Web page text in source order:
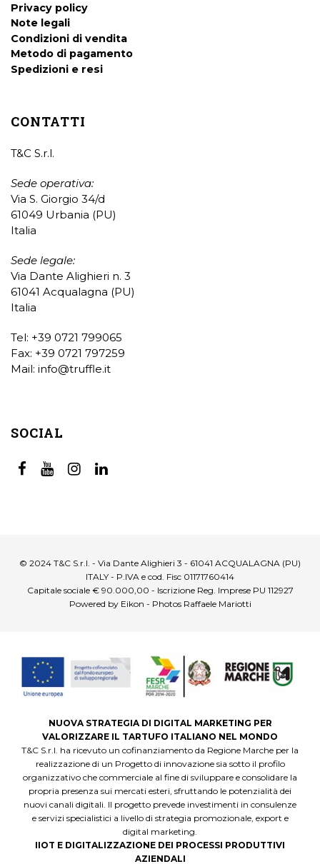
Privacy policy
Note legali
Condizioni di vendita
Metodo di pagamento
Spedizioni e resi
CONTATTI
T&C S.r.l.
Sede operativa:
Via S. Giorgio 34/d
61049 Urbania (PU)
Italia
Sede legale:
Via Dante Alighieri n. 3
61041 Acqualagna (PU)
Italia
Tel: +39 0721 799065
Fax: +39 0721 797259
Mail: info@truffle.it
SOCIAL
© 2024 T&C S.r.l. - Via Dante Alighieri 3 - 61041 ACQUALAGNA (PU)
ITALY - P.IVA e cod. Fisc 01171760414
Capitale sociale € 90.000,00 - Iscrizione Reg. Imprese PU 112927
Powered by Eikon - Photos Raffaele Mariotti
NUOVA STRATEGIA DI DIGITAL MARKETING PER
VALORIZZARE IL TARTUFO ITALIANO NEL MONDO
T&C S.r.l. ha ricevuto un cofinanziamento da Regione Marche per la
realizzazione di un Progetto di innovazione sia sotto il profilo
organizzativo che commerciale al fine di sviluppare e consolidare la
propria presenza sui mercati esteri, sfruttando le potenzialità dei
nuovi canali digitali. Il progetto prevede investimenti in consulenze
e servizi specialistici a livello di strategia promozionale, export e
digital marketing.
IIOT E DIGITALIZZAZIONE DEI PROCESSI PRODUTTIVI
AZIENDALI